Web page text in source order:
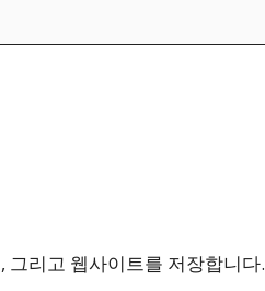
그리고 웹사이트를 저장합니다.